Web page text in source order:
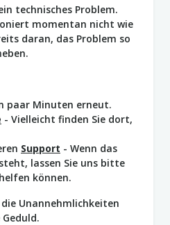
technisches Problem.
momentan nicht wie
daran, das Problem so
paar Minuten erneut.
- Vielleicht finden Sie dort,
Support - Wenn das
lassen Sie uns bitte
können.
Unannehmlichkeiten